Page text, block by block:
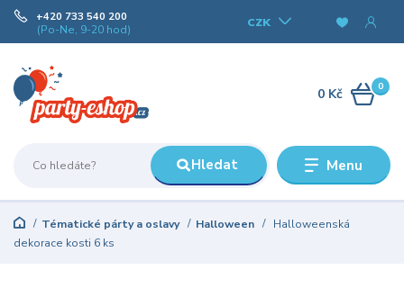
Menu
CZK
Hledat
+420 733 540 200
(Po-Ne, 9-20 hod)
0
0 Kč
Tématické párty a oslavy Halloween
Halloweenská
dekorace kosti 6 ks